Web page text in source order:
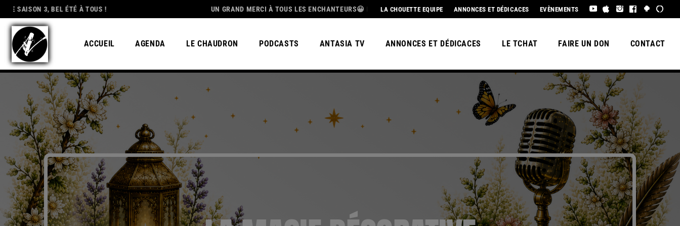
3, BEL ÉTÉ À TOUS ! UN GRAND MERCI À TOUS LES ENCHANTEURS😀 POUR CETTE MAGNIFIQUE SAISON 3, BEL ÉTÉ À TOUS !
LA CHOUETTE EQUIPE ANNONCES ET DÉDICACES EVÈNEMENTS
ACCUEIL AGENDA LE CHAUDRON PODCASTS ANTASIA TV ANNONCES ET DÉDICACES LE TCHAT FAIRE UN DON CONTACT